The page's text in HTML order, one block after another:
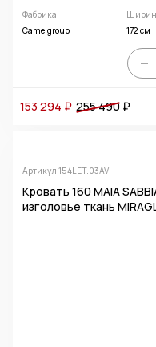
Фабрика
Camelgroup
172 см
153 294 ₽ 255 490₽
Артикул 154LET.03AV
Кровать 160 MAIA
изголовье ткань